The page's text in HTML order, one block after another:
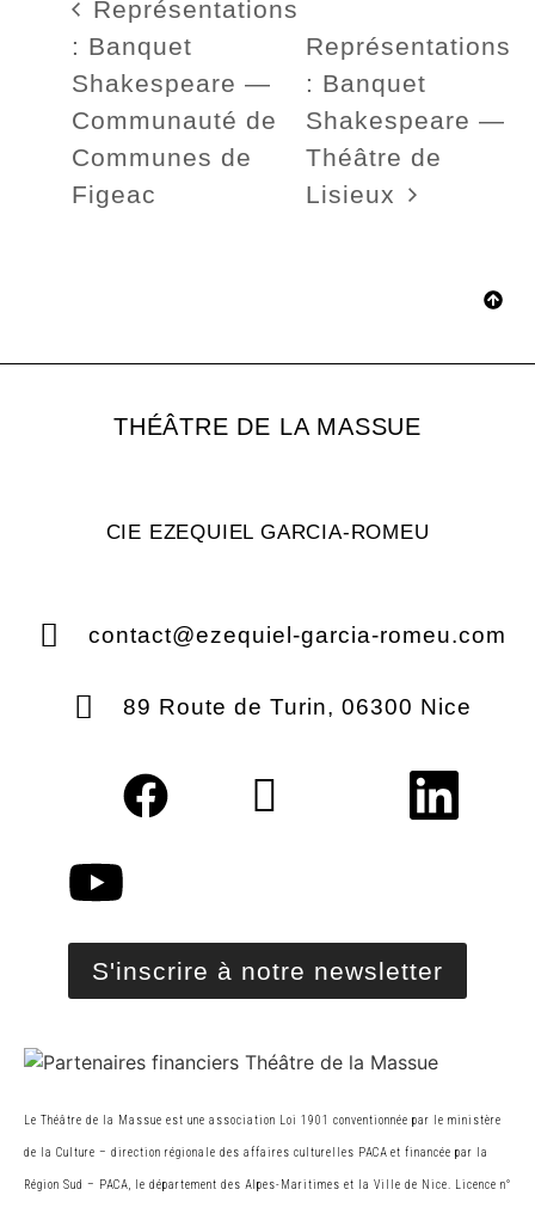
Représentations
: Banquet
Shakespeare —
Communauté de
Communes de
Figeac
Représentations
: Banquet
Shakespeare —
Théâtre de
Lisieux
THÉÂTRE DE LA MASSUE
CIE EZEQUIEL GARCIA-ROMEU
contact@ezequiel-garcia-romeu.com
89 Route de Turin, 06300 Nice
S'inscrire à notre newsletter
Le Théâtre de la Massue est une association Loi 1901 conventionnée par le ministère
de la Culture – direction régionale des affaires culturelles PACA et financée par la
Région Sud – PACA, le département des Alpes-Maritimes et la Ville de Nice. Licence n°